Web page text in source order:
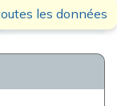
00,00
les données